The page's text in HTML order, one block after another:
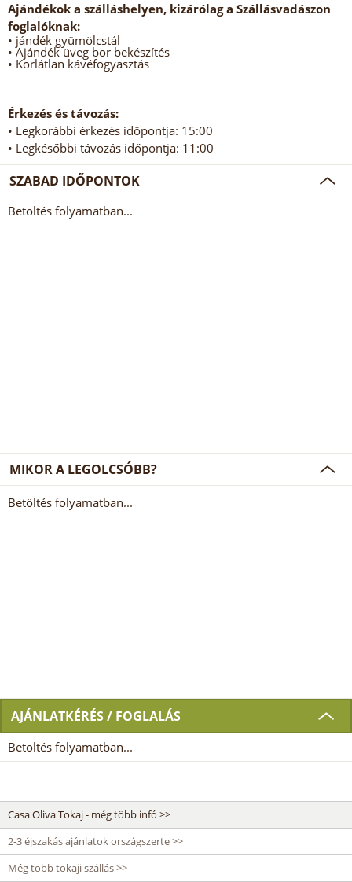
Ajándékok a szálláshelyen, kizárólag a Szállásvadászon
foglalóknak:
• jándék gyümölcstál
• Ajándék üveg bor bekészítés
• Korlátlan kávéfogyasztás
Érkezés és távozás:
• Legkorábbi érkezés időpontja: 15:00
• Legkésőbbi távozás időpontja: 11:00
SZABAD IDŐPONTOK
Betöltés folyamatban...
MIKOR A LEGOLCSÓBB?
Betöltés folyamatban...
AJÁNLATKÉRÉS / FOGLALÁS
Betöltés folyamatban...
Casa Oliva Tokaj - még több infó >>
2-3 éjszakás ajánlatok országszerte >>
Még több tokaji szállás >>